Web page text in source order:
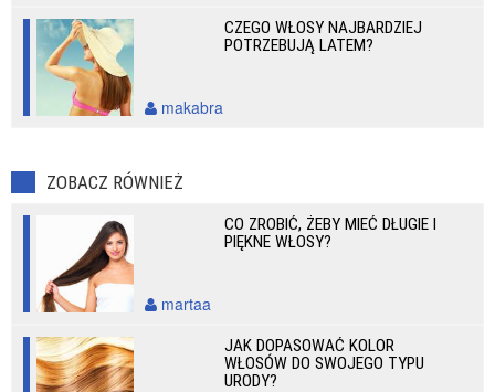
CZEGO WŁOSY NAJBARDZIEJ
POTRZEBUJĄ LATEM?
makabra
ZOBACZ RÓWNIEŻ
CO ZROBIĆ, ŻEBY MIEĆ DŁUGIE I
PIĘKNE WŁOSY?
martaa
JAK DOPASOWAĆ KOLOR
WŁOSÓW DO SWOJEGO TYPU
URODY?